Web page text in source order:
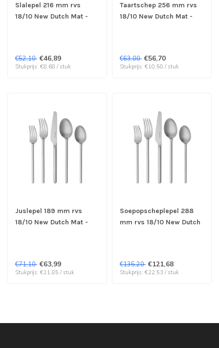
Slalepel 216 mm rvs
18/10 New Dutch Mat -
€52,10 €46,89
Stukprijs: €8,68 / stuk
Taartschep 256 mm rvs
18/10 New Dutch Mat -
€63,00 €56,70
Stukprijs: €10,50 / stuk
Juslepel 189 mm rvs
18/10 New Dutch Mat -
€71,10 €63,99
Stukprijs: €11,85 / stuk
Soepopscheplepel 288
mm rvs 18/10 New Dutch
€135,20 €121,68
Stukprijs: €22,53 / stuk